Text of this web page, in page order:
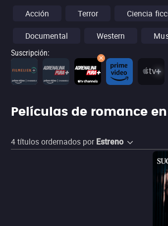
Acción Terror Ciencia
Documental Western
Suscripción:
Películas de romance
4títulos ordernados por Estreno